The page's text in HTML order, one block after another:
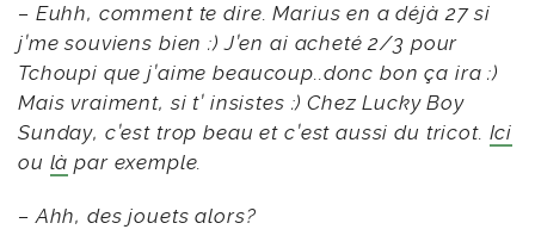
– Euhh, comment te dire. Marius en a déjà 27 si
j’me souviens bien :) J’en ai acheté 2/3 pour
Tchoupi que j’aime beaucoup..donc bon ça ira :)
Mais vraiment, si t’ insistes :) Chez Lucky Boy
Sunday, c’est trop beau et c’est aussi du tricot. Ici
ou là par exemple.
– Ahh, des jouets alors?